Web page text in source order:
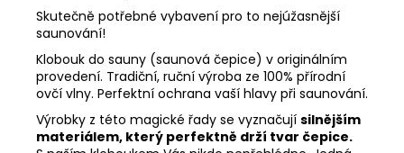
Skutečně potřebné vybavení pro to nejúžasnější
saunování!
Klobouk do sauny (saunová čepice) v originálním
provedení. Tradiční, ruční výroba ze 100% přírodní
ovčí vlny. Perfektní ochrana vaší hlavy při saunování.
Výrobky z této magické řady se vyznačují silnějším
materiálem, který perfektně drží tvar čepice.